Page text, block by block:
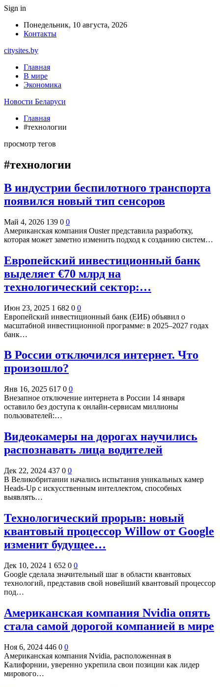
Sign in
Понедельник, 10 августа, 2026
Контакты
citysites.by
Главная
В мире
Экономика
Новости Беларуси
Главная
#технологии
просмотр тегов
#технологии
В индустрии беспилотного транспорта
появился новый тип сенсоров
Май 4, 2026 139 0 0
Американская компания Ouster представила разработку,
которая может заметно изменить подход к созданию систем…
Европейский инвестиционный банк
выделяет €70 млрд на
технологический сектор:…
Июн 23, 2025 1 682 0 0
Европейский инвестиционный банк (ЕИБ) объявил о
масштабной инвестиционной программе: в 2025–2027 годах
банк…
В России отключился интернет. Что
произошло?
Янв 16, 2025 617 0 0
Внезапное отключение интернета в России 14 января
оставило без доступа к онлайн-сервисам миллионы
пользователей:…
Видеокамеры на дорогах научились
распознавать лица водителей
Дек 22, 2024 437 0 0
В Великобритании начались испытания уникальных камер
Heads-Up с искусственным интеллектом, способных
выявлять…
Технологический прорыв: новый
квантовый процессор Willow от Google
изменит будущее…
Дек 10, 2024 1 652 0 0
Google сделала значительный шаг в области квантовых
технологий, представив свой новейший квантовый процессор
под…
Американская компания Nvidia опять
стала самой дорогой компанией в мире
Ноя 6, 2024 446 0 0
Американская компания Nvidia, расположенная в
Калифорнии, уверенно укрепила свои позиции как лидер
мирового…